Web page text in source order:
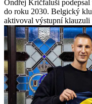
Ondřej Kričfaluši
do roku 2030. Belgický
aktivoval výstupní klauzuli